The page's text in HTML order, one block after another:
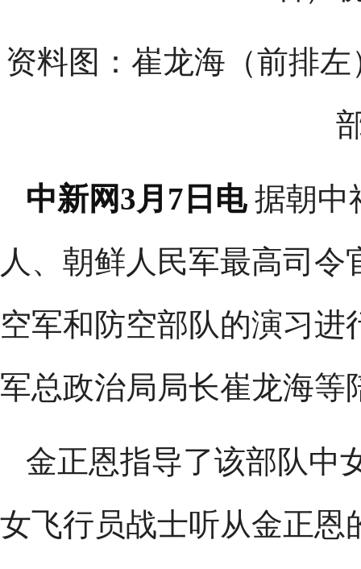
资料图：崔龙海（前排
中新网3月7日电据朝中
人、朝鲜人民军最高司
空军和防空部队的演习
军总政治局局长崔龙海等
金正恩指导了该部队中
女飞行员战士听从金正恩